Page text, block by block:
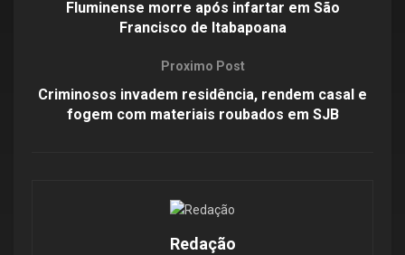
Fluminense morre após infartar em São
Francisco de Itabapoana
Proximo Post
Criminosos invadem residência, rendem casal e
fogem com materiais roubados em SJB
Redação